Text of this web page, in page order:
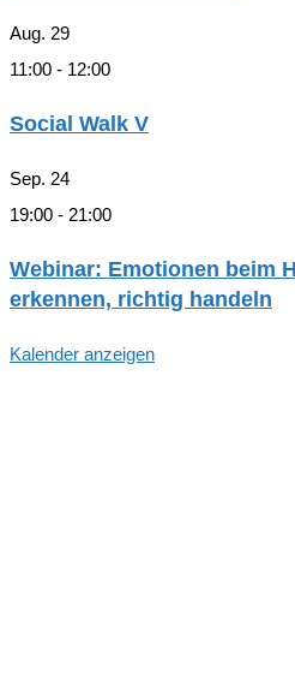
Aug. 29
11:00 - 12:00
Social Walk V
Sep. 24
19:00 - 21:00
Webinar: Emotionen beim
erkennen, richtig handeln
Kalender anzeigen